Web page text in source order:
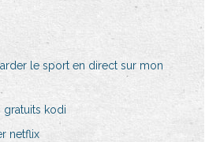
le sport en direct sur mon
gratuits kodi
netflix